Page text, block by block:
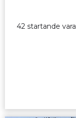
42 startande